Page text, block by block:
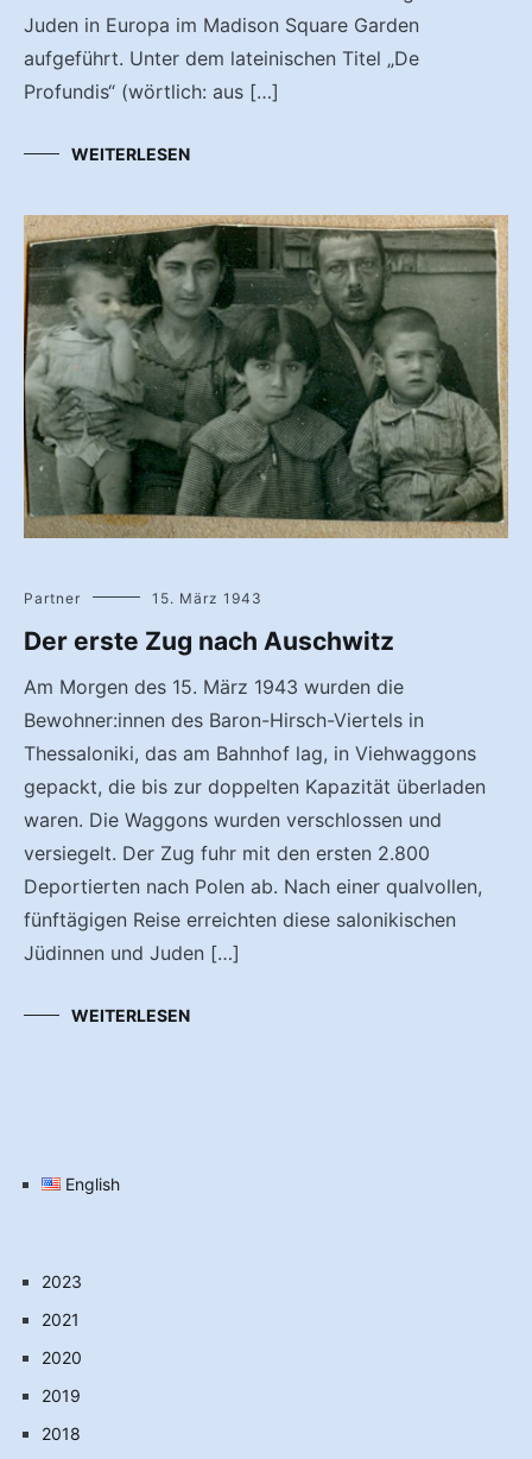
Juden in Europa im Madison Square Garden
aufgeführt. Unter dem lateinischen Titel „De
Profundis“ (wörtlich: aus […]
WEITERLESEN
Partner 15. März 1943
Der erste Zug nach Auschwitz
Am Morgen des 15. März 1943 wurden die
Bewohner:innen des Baron-Hirsch-Viertels in
Thessaloniki, das am Bahnhof lag, in Viehwaggons
gepackt, die bis zur doppelten Kapazität überladen
waren. Die Waggons wurden verschlossen und
versiegelt. Der Zug fuhr mit den ersten 2.800
Deportierten nach Polen ab. Nach einer qualvollen,
fünftägigen Reise erreichten diese salonikischen
Jüdinnen und Juden […]
WEITERLESEN
English
2023
2021
2020
2019
2018